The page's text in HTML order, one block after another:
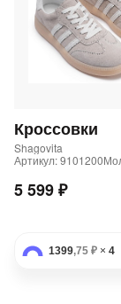
Кроссовки
Shagovita
Артикул:
5 599 ₽
1399,75 ₽ × 4